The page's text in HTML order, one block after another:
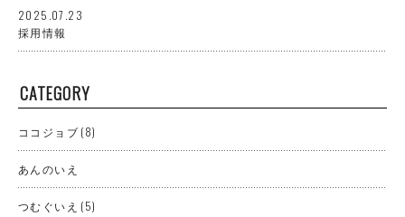
2025.07.23
採用情報
CATEGORY
ココジョブ (8)
あんのいえ
つむぐいえ (5)